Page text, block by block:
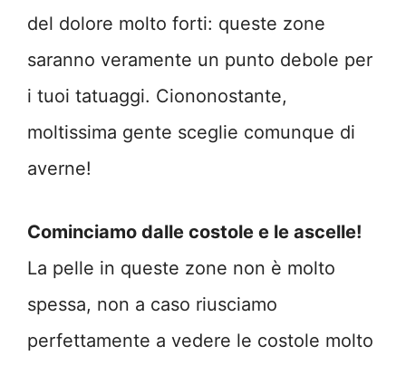
del dolore molto forti: queste zone
saranno veramente un punto debole per
i tuoi tatuaggi. Ciononostante,
moltissima gente sceglie comunque di
averne!
Cominciamo dalle costole e le ascelle!
La pelle in queste zone non è molto
spessa, non a caso riusciamo
perfettamente a vedere le costole molto